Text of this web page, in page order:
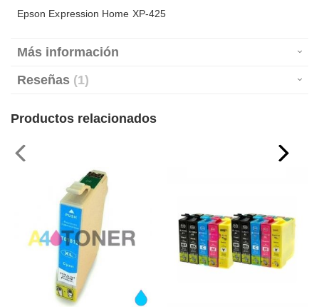
Epson Expression Home XP-425
Más información
Reseñas 1
Productos relacionados